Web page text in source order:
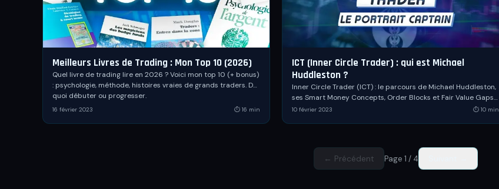
Meilleurs Livres de Trading : Mon Top 10 (2026)
Quel livre de trading lire en 2026 ? Voici mon top 10 (+ bonus)
: psychologie, méthode, histoires vraies de grands traders. De
quoi débuter ou progresser.
16 février 2023 ⏱ 16 min
ICT (Inner Circle Trader) : qui est Michael
Huddleston ?
Inner Circle Trader (ICT) : le parcours de Michael Huddleston,
ses Smart Money Concepts, Order Blocks et Fair Value Gaps
décryptés dans ce dossier complet.
10 février 2023 ⏱10 min
← Précédent Page 1 / 4